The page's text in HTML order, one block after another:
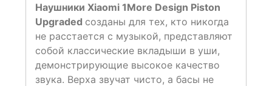
Наушники Xiaomi 1More Design Piston
Upgraded созданы для тех, кто никогда
не расстается с музыкой, представляют
собой классические вкладыши в уши,
демонстрирующие высокое качество
звука. Верха звучат чисто, а басы не